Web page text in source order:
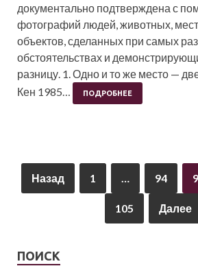
документально подтверждена с
фотографий людей, животных,
объектов, сделанных при самых
обстоятельствах и
разницу. 1. Одно и то же место —
Кен 1985…
ПОДРОБНЕЕ
Назад 1 94
105 Далее
ПОИСК